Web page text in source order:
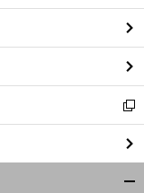
ン
ド
ウ
で
開
く
新
し
い
ウ
ィ